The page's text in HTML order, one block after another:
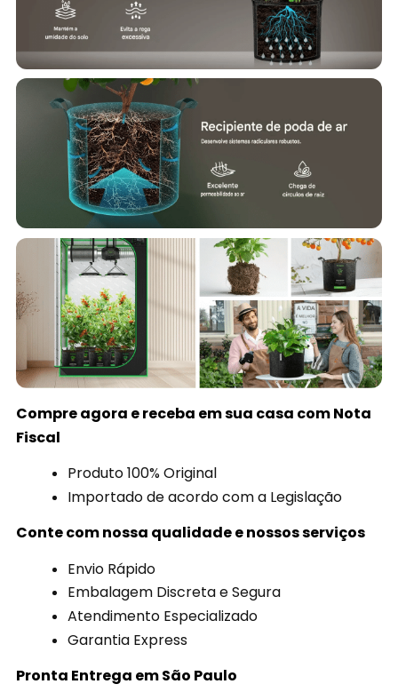
Compre agora e receba em sua casa com Nota
Fiscal
Produto 100% Original
Importado de acordo com a Legislação
Conte com nossa qualidade e nossos serviços
Envio Rápido
Embalagem Discreta e Segura
Atendimento Especializado
Garantia Express
Pronta Entrega em São Paulo